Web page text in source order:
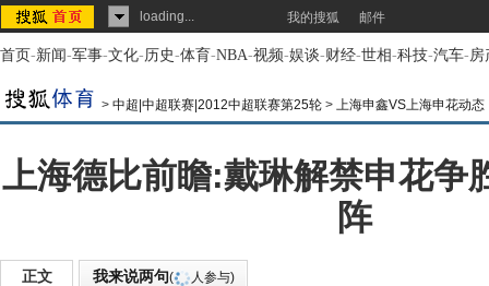
loading... 我的搜狐 邮件
首页-新闻-军事-文化-历史-体育-NBA-视频-娱谈-财经-世相-科技-汽车-房
> 中超|中超联赛|2012中超联赛第25轮 > 上海申鑫VS上海申花动态
上海德比前瞻:戴琳解禁申花争
阵
正文 我来说两句( 人参与)